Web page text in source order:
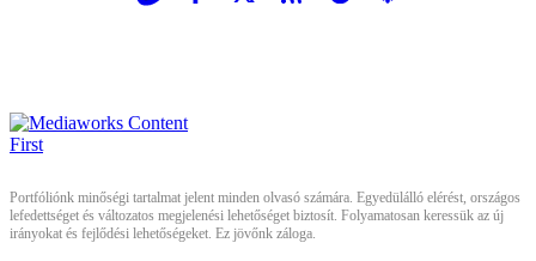
Portfóliónk minőségi tartalmat jelent minden olvasó számára. Egyedülálló elérést, országos
lefedettséget és változatos megjelenési lehetőséget biztosít. Folyamatosan keressük az új
irányokat és fejlődési lehetőségeket. Ez jövőnk záloga.